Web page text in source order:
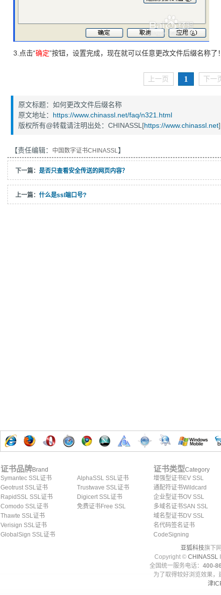
3.点击“确定”按钮，设置完成，现在就可以任意更改文件后缀名称了
上一页 1 下一
原文标题：如何更改文件后缀名称
原文地址： https://www.chinassl.net/faq/n321.html
版权所有@转载请注明出处：CHINASSL[https://www.chinassl.net]
【责任编辑： 中国数字证书CHINASSL】
下一篇： 是否只查看安全传送的网页内容？
上一篇： 什么是ssl端口号?
证书品牌Brand
Symantec SSL证书
Geotrust SSL证书
RapidSSL SSL证书
Comodo SSL证书
Thawte SSL证书
Verisign SSL证书
GlobalSign SSL证书
AlphaSSL SSL证书
Trustwave SSL证书
Digicert SSL证书
免费证书Free SSL
证书类型Category
增强型证书EV SSL
通配符证书Wildcard
企业型证书OV SSL
多域名证书SAN SSL
域名型证书DV SSL
名代码签名证书
CodeSigning
亚狐科技旗下
Copyright © CHINASSL
全国统一服务电话： 400-
为了取得较好浏览效果
津